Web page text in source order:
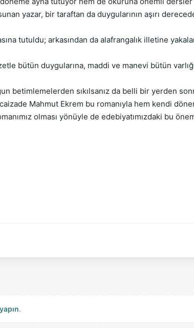
yazar, bir taraftan da duygularının aşırı
tutuldu; arkasından da alafrangalık illetine
bütün duygularına, maddi ve manevi bütün
betimlemelerden sıkılsanız da belli bir yerden
Mahmut Ekrem bu romanıyla hem kendi
olması yönüyle de edebiyatımızdaki bu
.